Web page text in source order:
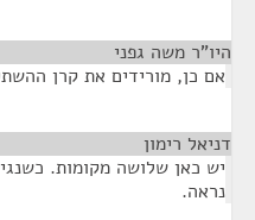
היו"ר משה גפני
אם כן, מורידים את קרן
דניאל רימון
יש כאן שלושה מקומות.
נראה.